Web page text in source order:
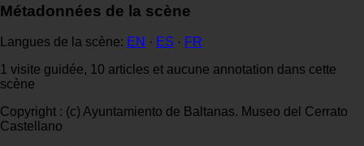
Métadonnées de la scène
Langues de la scène: EN · ES · FR
1 visite guidée, 10 articles et aucune annotation dans cette
scène
Copyright : (c) Ayuntamiento de Baltanas. Museo del Cerrato
Castellano